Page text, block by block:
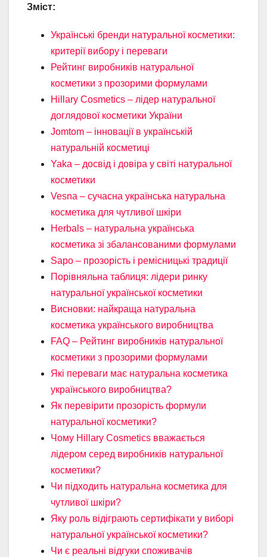
Зміст:
Українські бренди натуральної косметики:
критерії вибору і переваги
Рейтинг виробників натуральної
косметики з прозорими формулами
Hillary Cosmetics – лідер натуральної
доглядової косметики України
Jomtom – інновації в українській
натуральній косметиці
Yaka – досвід і довіра у світі натуральної
косметики
Vesna – сучасна українська натуральна
косметика для чутливої шкіри
Herbals – натуральна українська
косметика зі збалансованими формулами
Sapo – прозорість і ремісницькі традиції
Порівняльна таблиця: лідери ринку
натуральної української косметики
Висновки: найкраща натуральна
косметика українського виробництва
FAQ – Рейтинг виробників натуральної
косметики з прозорими формулами
Які переваги має натуральна косметика
українського виробництва?
Як перевірити прозорість формули
натуральної косметики?
Чому Hillary Cosmetics вважається
лідером серед виробників натуральної
косметики?
Чи підходить натуральна косметика для
чутливої шкіри?
Яку роль відіграють сертифікати у виборі
натуральної української косметики?
Чи є реальні відгуки споживачів